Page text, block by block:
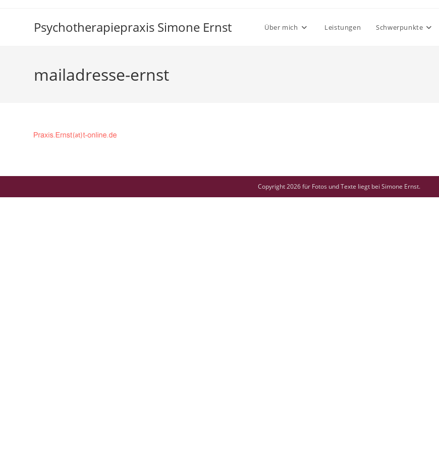
Psychotherapiepraxis Simone Ernst Über mich Leistungen Schwerpunkte
mailadresse-ernst
Copyright 2026 für Fotos und Texte liegt bei Simone Ernst.